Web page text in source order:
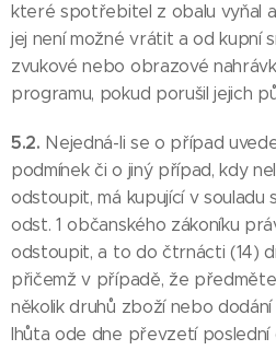
které spotřebitel z obalu vyňal
jej není možné vrátit a od kupní
zvukové nebo obrazové
programu, pokud porušil jejich
5.2. Nejedná-li se o případ
podmínek či o jiný případ, kdy
odstoupit, má kupující v souladu
odst. 1 občanského zákoníku
odstoupit, a to do čtrnácti (14)
přičemž v případě, že
několik druhů zboží nebo
lhůta ode dne převzetí poslední